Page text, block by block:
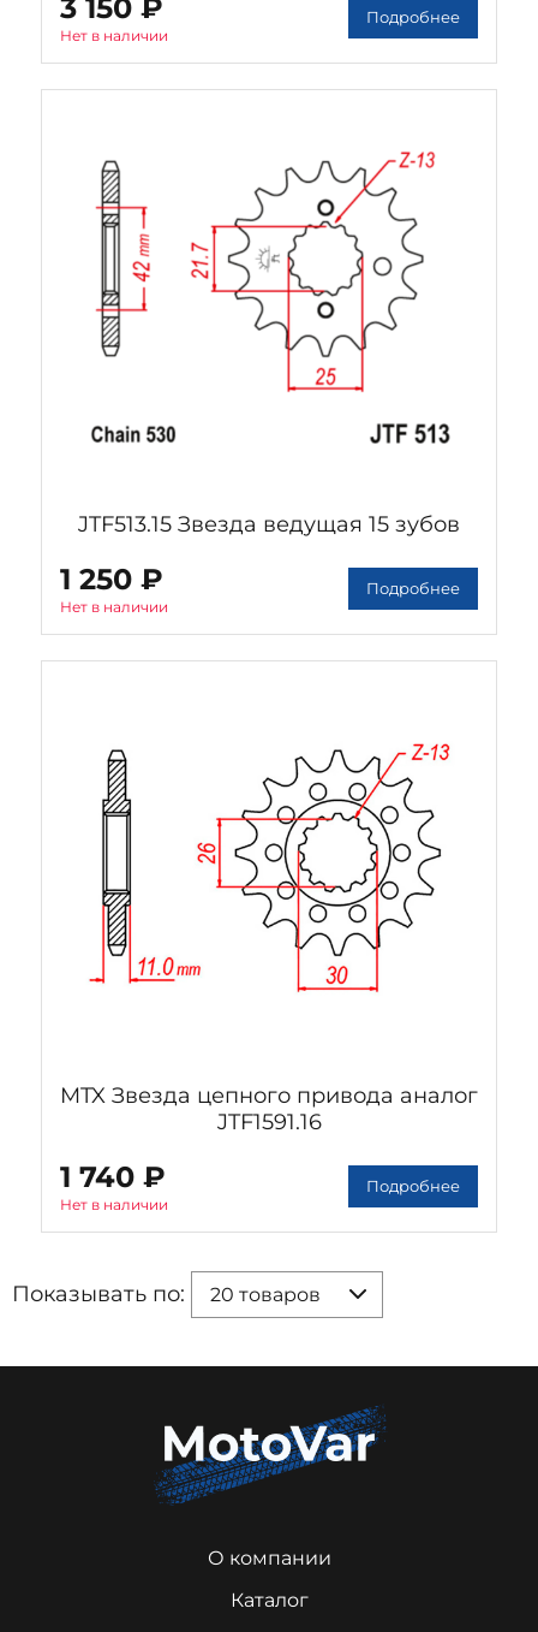
3 150 ₽
Нет в наличии
Подробнее
JTF513.15 Звезда ведущая 15 зубов
1 250 ₽
Нет в наличии
Подробнее
MTX Звезда цепного привода аналог
JTF1591.16
1 740 ₽
Нет в наличии
Подробнее
Показывать по: 20 товаров
О компании
Каталог